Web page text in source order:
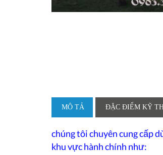
MÔ TẢ ĐẶC ĐIỂM KỸ
chúng tôi chuyên cung cấp
khu vực hành chính như: